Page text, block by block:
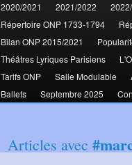
2020/2021
2021/2022
Répertoire ONP 1733-1794
Bilan ONP 2015/2021
Théâtres Lyriques Parisiens
Tarifs ONP
Salle Modulable
Ballets
Septembre 2025
Articles avec